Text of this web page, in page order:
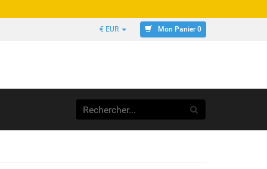
€ EUR Mon Panier 0